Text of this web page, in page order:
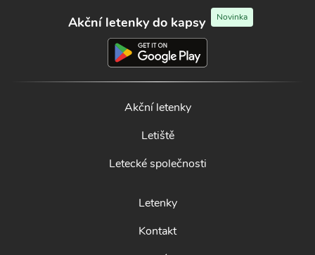
Akční letenky do kapsy Novinka
Akční letenky
Letiště
Letecké společnosti
Letenky
Kontakt